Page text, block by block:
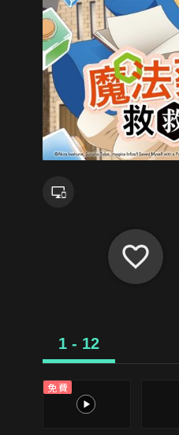
1 - 12
免費
1